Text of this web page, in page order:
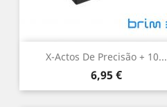
X-Actos De Precisão + 10...
Preço
6,95 €